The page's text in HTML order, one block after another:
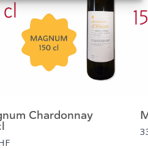
Chardonnay